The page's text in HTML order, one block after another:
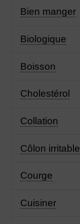
Bien manger
Biologique
Boisson
Cholestérol
Collation
Côlon irritable
Courge
Cuisiner